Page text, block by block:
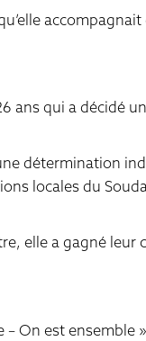
ans qui a décidé
détermination
locales du
elle a gagné
– On est